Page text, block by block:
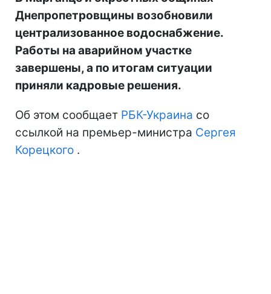
Днепропетровщины возобновили
централизованное водоснабжение.
Работы на аварийном участке
завершены, а по итогам ситуации
приняли кадровые решения.
Об этом сообщает РБК-Украина со
ссылкой на премьер-министра Сергея
Корецкого .